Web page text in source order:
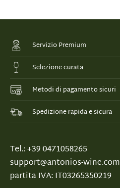
Servizio Premium
Selezione curata
Metodi di pagamento sicuri
Spedizione rapida e sicura
Tel.: +39 0471058265
support@antonios-wine.com
partita IVA: IT03265350219